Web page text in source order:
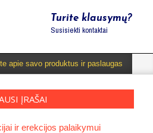
Turite klausymų?
Susisiekti kontaktai
apie savo produktus ir paslaugas
ĮRAŠAI
ir erekcijos palaikymui